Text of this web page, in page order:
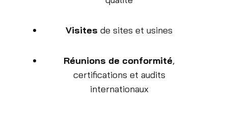
Visites de sites et usines
Réunions de conformité,
certifications et audits
internationaux